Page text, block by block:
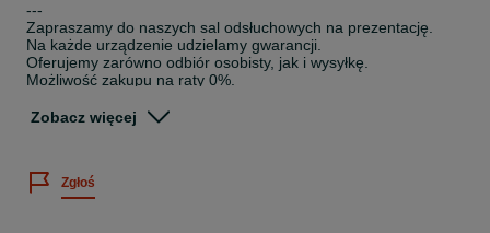
---
Zapraszamy do naszych sal odsłuchowych na prezentację.
Na każde urządzenie udzielamy gwarancji.
Oferujemy zarówno odbiór osobisty, jak i wysyłkę.
Możliwość zakupu na raty 0%.
W razie pytań służymy Państwu pomocą.
Nautilus Kraków high-end hi-end hi-fi audio stereo
Zobacz więcej
Zgłoś